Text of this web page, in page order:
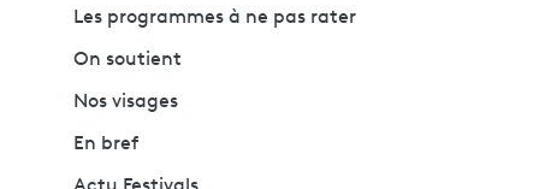
Les programmes à ne pas rater
On soutient
Nos visages
En bref